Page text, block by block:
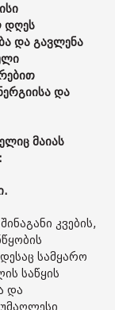
დღეს
და გავლენა
და
მაიას
კვების,
სამყარო
საწყის
და